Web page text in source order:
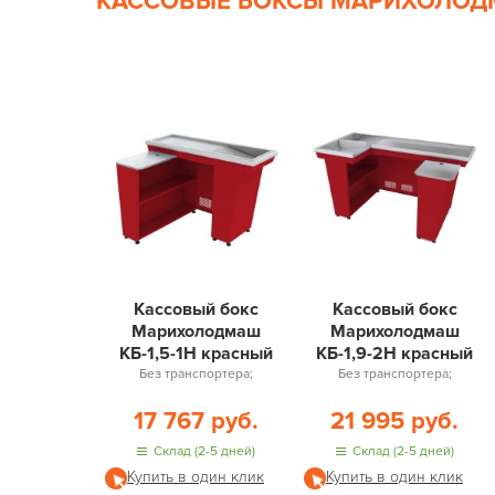
Кассовый бокс
Марихолодмаш
КБ-1,5-1Н красный
Без транспортера;
17 767 руб.
Склад (2-5 дней)
Купить в один клик
Кассовый бокс
Марихолодмаш
КБ-1,9-2Н красный
Без транспортера;
21 995 руб.
Склад (2-5 дней)
Купить в один клик